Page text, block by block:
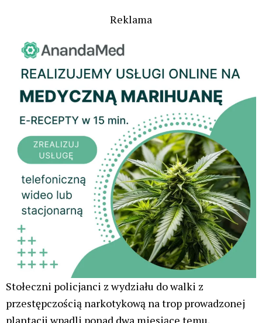
Reklama
Stołeczni policjanci z wydziału do walki z
przestępczością narkotykową na trop prowadzonej
plantacji wpadli ponad dwa miesiące temu.